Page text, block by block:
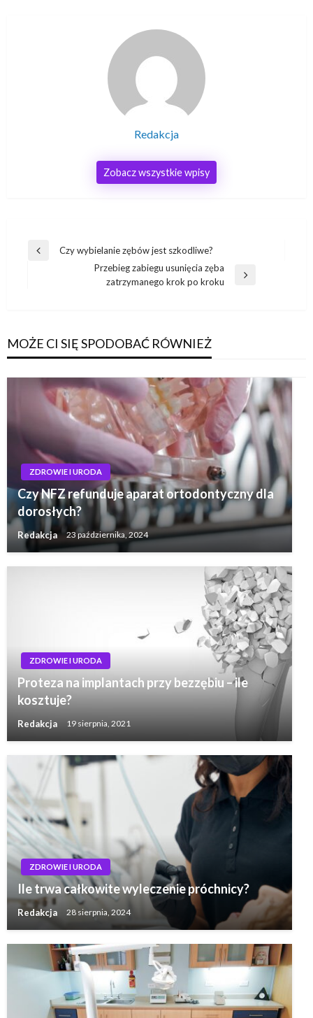
Redakcja
Zobacz wszystkie wpisy
Nawigacja
Poprzedni
Czy wybielanie zębów jest szkodliwe?
Przebieg zabiegu usunięcia zęba
zatrzymanego krok po kroku
MOŻE CI SIĘ SPODOBAĆ RÓWNIEŻ
ZDROWIE I URODA
Czy NFZ refunduje aparat ortodontyczny dla
dorosłych?
Redakcja 23 października, 2024
ZDROWIE I URODA
Proteza na implantach przy bezzębiu – ile
kosztuje?
Redakcja 19 sierpnia, 2021
ZDROWIE I URODA
Ile trwa całkowite wyleczenie próchnicy?
Redakcja 28 sierpnia, 2024